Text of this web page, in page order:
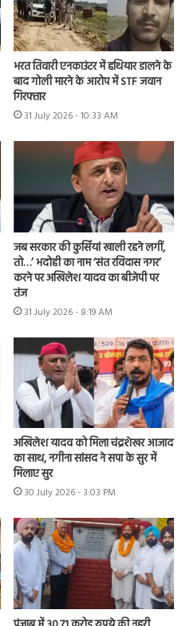
भरत तिवारी एनकाउंटर में हथियार डालने के
बाद गोली मारने के आरोप में STF जवान
गिरफ्तार
31 July 2026 - 10:33 AM
जब सरकार की कुर्सियां खाली रहने लगीं,
तो…’ भदोही का नाम ‘संत रविदास नगर’
करने पर अखिलेश यादव का बीजेपी पर
तंज
31 July 2026 - 8:19 AM
अखिलेश यादव को मिला चंद्रशेखर आजाद
का साथ, नगीना सांसद ने सपा के सुर में
मिलाए सुर
30 July 2026 - 3:03 PM